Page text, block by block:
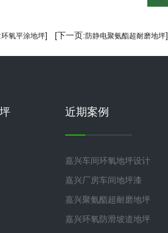
环氧平涂地坪] [下一页:防静电聚氨酯超耐磨地坪]
近期案例
嘉兴车间环氧地坪设计
嘉兴厂房车间地坪漆
嘉兴聚氨酯超耐磨地坪
嘉兴环氧防滑坡道地坪